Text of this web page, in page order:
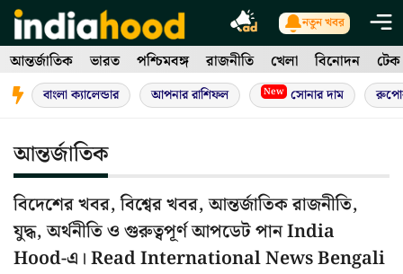
Skip
to
content
নতুন খবর
আন্তর্জাতিক ভারত পশ্চিমবঙ্গ রাজনীতি খেলা বিনোদন টেক
বাংলা ক্যালেন্ডার আপনার রাশিফল New সোনার দাম
আন্তর্জাতিক
বিদেশের খবর, বিশ্বের খবর, আন্তর্জাতিক রাজনীতি,
যুদ্ধ, অর্থনীতি ও গুরুত্বপূর্ণ আপডেট পান India
Hood-এ। Read International News Bengali